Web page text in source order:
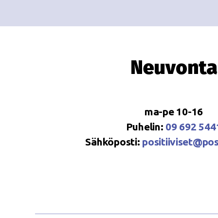
Neuvonta
ma-pe 10-16
Puhelin: 09 692
Sähköposti: